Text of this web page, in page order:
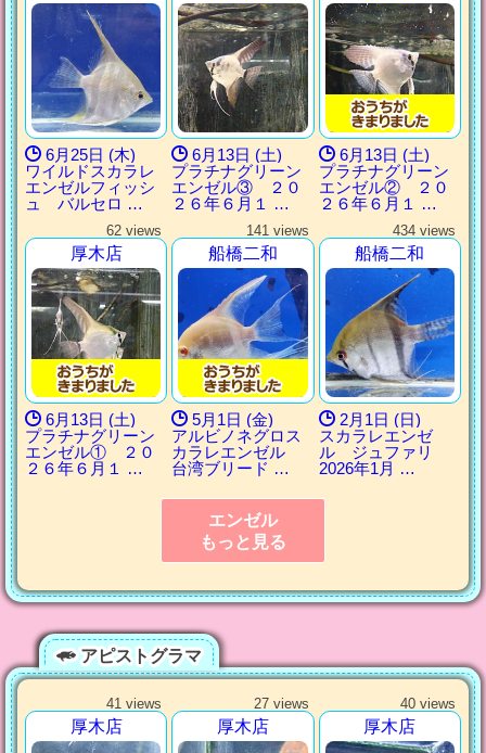
6月25日 (木)
ワイルドスカラレ
エンゼルフィッシ
ュ バルセロ …
6月13日 (土)
プラチナグリーン
エンゼル③ ２０
２６年６月１ …
6月13日 (土)
プラチナグリーン
エンゼル② ２０
２６年６月１ …
62 views
厚木店
6月13日 (土)
プラチナグリーン
エンゼル① ２０
２６年６月１ …
141 views
船橋二和
5月1日 (金)
アルビノネグロス
カラレエンゼル
台湾ブリード …
434 views
船橋二和
2月1日 (日)
スカラレエンゼ
ル ジュファリ
2026年1月 …
エンゼル
もっと見る
アピストグラマ
41 views
厚木店
27 views
厚木店
40 views
厚木店